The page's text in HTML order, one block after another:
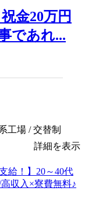
金20万円
であれ...
工場 / 交替制
詳細を表示